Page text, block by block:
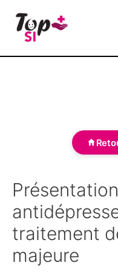
traitement
majeure